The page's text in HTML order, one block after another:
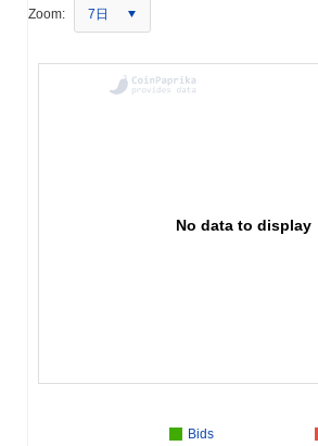
Zoom: 7日
No data to display
Bids